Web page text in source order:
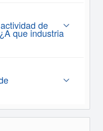
de
que industria